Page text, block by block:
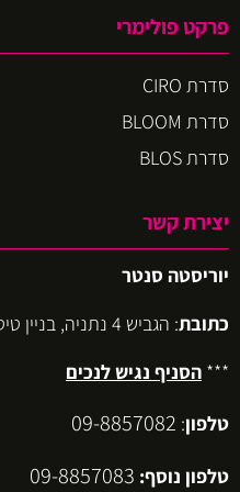
פרקט פולימרי
סדרת CIRO
סדרת BLOOM
סדרת BLOS
יצירת קשר
יוריסטה סנטר
כתובת: הגביש 4 נתניה, בניין טיטניום צמוד לחברת החשמל.
*** הסניף נגיש לנכים
טלפון:
09-8857082
טלפון נוסף: 09-8857083